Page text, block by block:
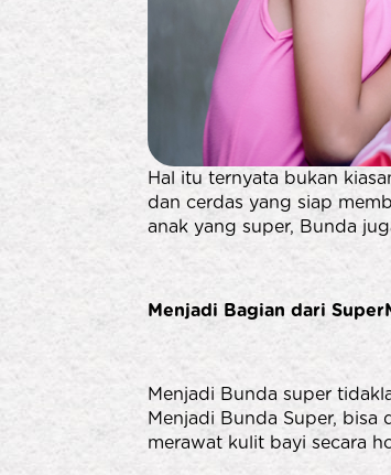
Hal itu ternyata bukan
dan cerdas yang siap
anak yang super, Bunda
Menjadi Bagian dari
Menjadi Bunda super
Menjadi Bunda Super,
merawat kulit bayi secara